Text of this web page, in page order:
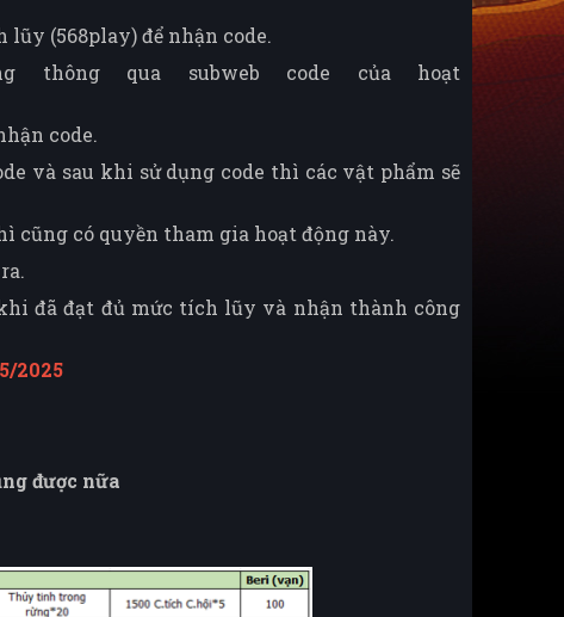
(568play) để nhận code.
qua subweb code của hoạt
code.
và sau khi sử dụng code thì các vật phẩm sẽ
cũng có quyền tham gia hoạt động này.
đã đạt đủ mức tích lũy và nhận thành công
2025
được nữa